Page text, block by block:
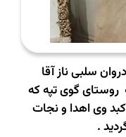
سلبی ناز آقا
روستای گوی تپه که
وی اهدا و نجات
.